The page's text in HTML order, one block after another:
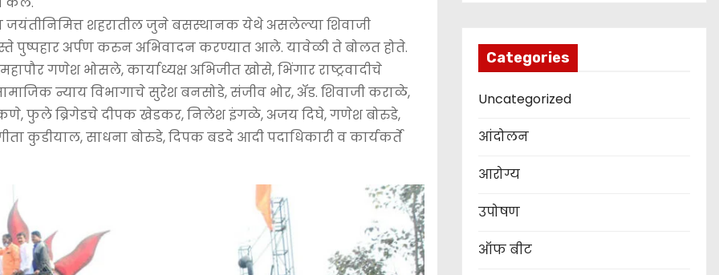
जयंतीनिमित्त शहरातील जुने बसस्थानक येथे असलेल्या शिवाजी
पुष्पहार अर्पण करुन अभिवादन करण्यात आले. यावेळी ते बोलत होते.
गणेश भोसले, कार्याध्यक्ष अभिजीत खोसे, भिंगार राष्ट्रवादीचे
न्याय विभागाचे सुरेश बनसोडे, संजीव भोर, अ‍ॅड. शिवाजी कराळे,
ढाकणे, फुले ब्रिगेडचे दीपक खेडकर, निलेश इंगळे, अजय दिघे, गणेश बोरुडे,
कुडीयाल, साधना बोरुडे, दिपक बडदे आदी पदाधिकारी व कार्यकर्ते
Categories
Uncategorized
आंदोलन
आरोग्य
उपोषण
ऑफ बीट